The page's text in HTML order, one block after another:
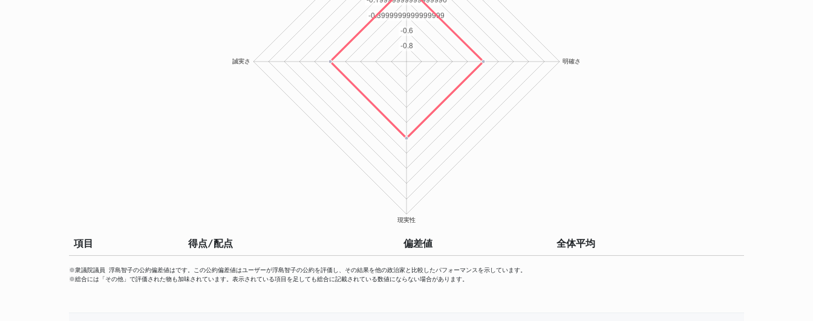
項目 得点/配点 偏差値 全体平均
※衆議院議員 浮島智子の公約偏差値はです。この公約偏差値はユーザーが浮島智子の公約を評価し、その結果を他の政治家と比較したパフォーマンスを示しています。
※総合には「その他」で評価された物も加味されています。表示されている項目を足しても総合に記載されている数値にならない場合があります。